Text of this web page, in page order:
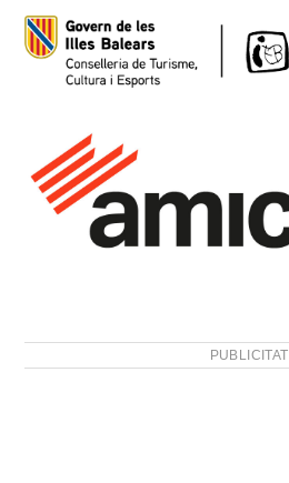
PUBLICITAT